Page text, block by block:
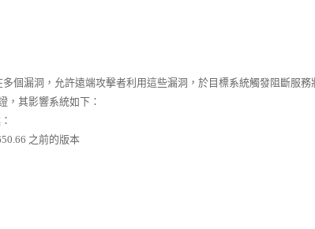
個漏洞，允許遠端攻擊者利用這些漏洞，於目標系統觸發阻斷服務
，其影響系統如下：
之前的版本